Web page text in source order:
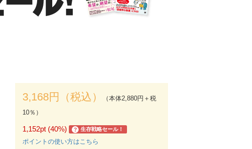
3,168円（税込）
（本体2,880円＋税
10％）
1,152pt (40%) ? 生存戦略セール！
ポイントの使い方はこちら